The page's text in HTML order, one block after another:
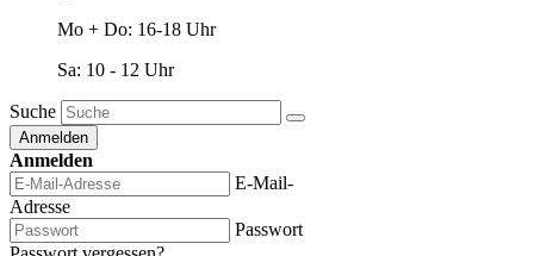
Mo + Do: 16-18 Uhr
Sa: 10 - 12 Uhr
Suche
Anmelden
Anmelden
E-Mail-
Adresse
Passwort